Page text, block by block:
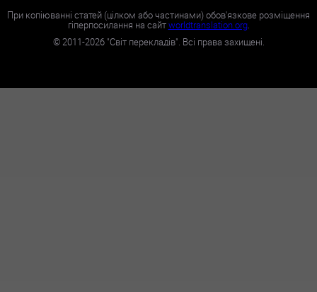
При копіюванні статей (цілком або частинами) обов'язкове розміщення
гіперпосилання на сайтworldtranslation.org.
©2011-2026"Світ перекладів". Всі права захищені.